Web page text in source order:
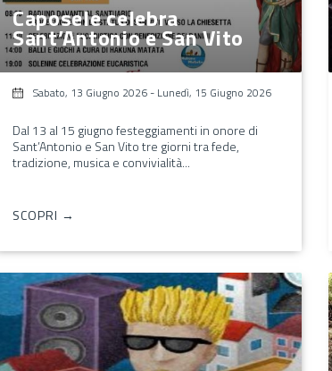
Caposele celebra
Sant’Antonio e San Vito
Sabato, 13 Giugno 2026- Lunedì, 15 Giugno 2026
Dal 13 al 15 giugno festeggiamenti in onore di
Sant’Antonio e San Vito tre giorni tra fede,
tradizione, musica e convivialità...
SCOPRI →